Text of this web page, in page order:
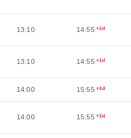
13:10 14:55 +1d
13:10 14:55 +1d
14:00 15:55 +1d
14:00 15:55 +1d